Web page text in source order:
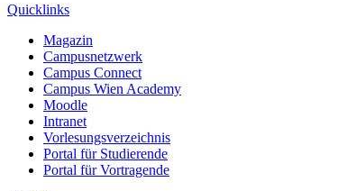
Quicklinks
Magazin
Campusnetzwerk
Campus Connect
Campus Wien Academy
Moodle
Intranet
Vorlesungsverzeichnis
Portal für Studierende
Portal für Vortragende